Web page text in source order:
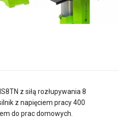
z siłą rozłupywania 8
z napięciem pracy 400
do prac domowych.